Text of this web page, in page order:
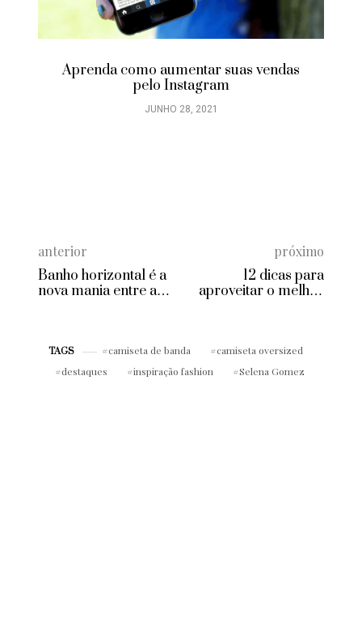
Aprenda como aumentar suas vendas
pelo Instagram
JUNHO 28, 2021
anterior
Banho horizontal é a
nova mania entre as
próximo
12 dicas para
aproveitar o melhor
TAGS camiseta de banda
camiseta oversized
destaques
inspiração fashion Selena Gomez